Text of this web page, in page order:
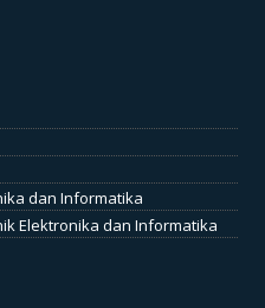
dan Informatika
Elektronika dan Informatika